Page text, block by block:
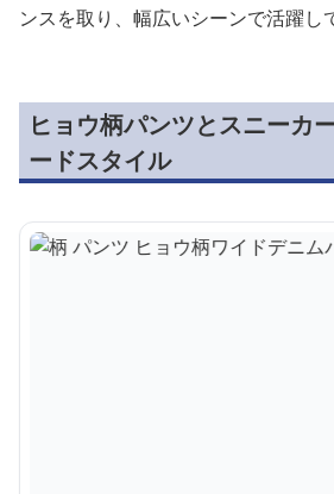
ンスを取り、幅広いシーンで活躍し
ヒョウ柄パンツとスニーカ
ードスタイル